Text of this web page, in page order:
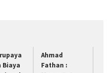
Biaya
Ahmad
Fathan :